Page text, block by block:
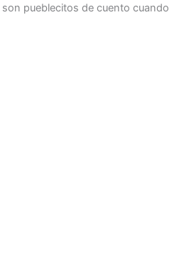
son pueblecitos de cuento cuando